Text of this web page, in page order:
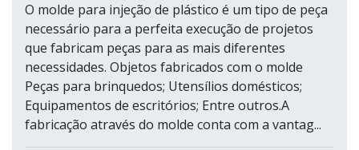
O molde para injeção de plástico é um tipo de peça
necessário para a perfeita execução de projetos
que fabricam peças para as mais diferentes
necessidades. Objetos fabricados com o molde
Peças para brinquedos; Utensílios domésticos;
Equipamentos de escritórios; Entre outros.A
fabricação através do molde conta com a vantag...